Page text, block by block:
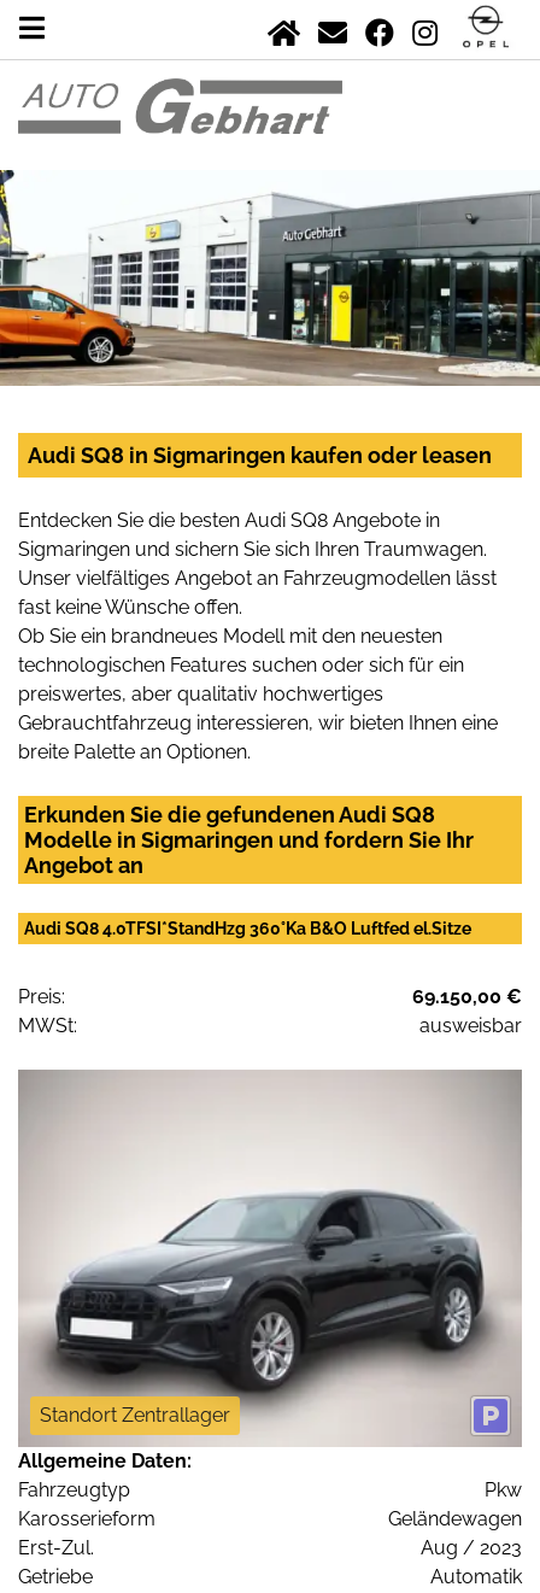
Audi SQ8 in Sigmaringen kaufen oder leasen
Entdecken Sie die besten Audi SQ8 Angebote in
Sigmaringen und sichern Sie sich Ihren Traumwagen.
Unser vielfältiges Angebot an Fahrzeugmodellen lässt
fast keine Wünsche offen.
Ob Sie ein brandneues Modell mit den neuesten
technologischen Features suchen oder sich für ein
preiswertes, aber qualitativ hochwertiges
Gebrauchtfahrzeug interessieren, wir bieten Ihnen eine
breite Palette an Optionen.
Erkunden Sie die gefundenen Audi SQ8
Modelle in Sigmaringen und fordern Sie Ihr
Angebot an
Audi SQ8 4.0TFSI*StandHzg 360°Ka B&O Luftfed el.Sitze
Preis:
69.150,00 €
MWSt:
ausweisbar
Standort Zentrallager
Allgemeine Daten:
Fahrzeugtyp
Pkw
Karosserieform
Geländewagen
Erst-Zul.
Aug / 2023
Getriebe
Automatik